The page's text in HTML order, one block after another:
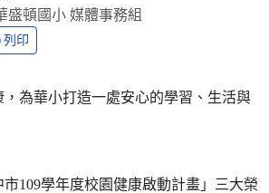
盛頓國小 媒體事務組
列印
，為華小打造一處安心的學習、生活與
109學年度校園健康啟動計畫」三大榮